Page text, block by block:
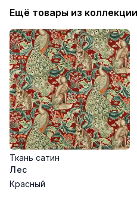
Ещё товары из
Ткань сатин
Лес
Красный